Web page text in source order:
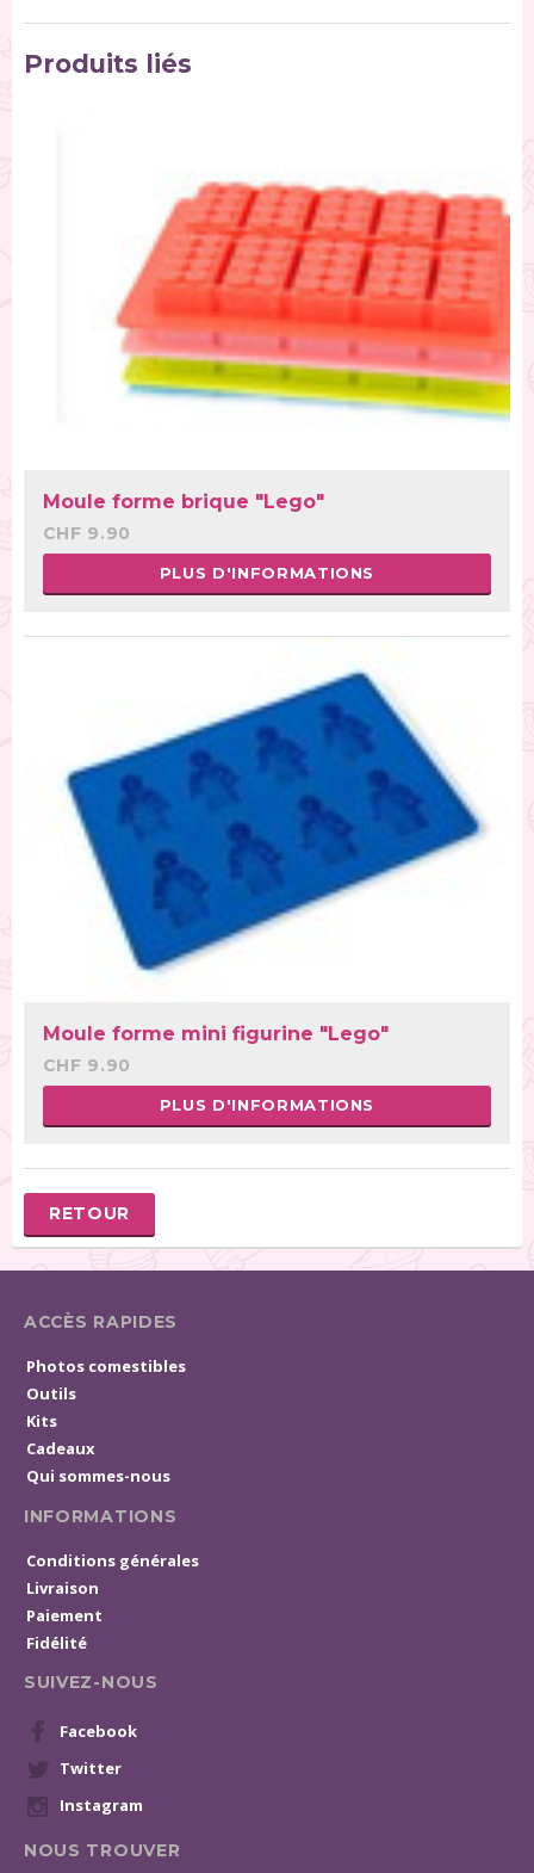
Produits liés
Moule forme brique "Lego"
CHF 9.90
PLUS D'INFORMATIONS
Moule forme mini figurine "Lego"
CHF 9.90
PLUS D'INFORMATIONS
RETOUR
ACCÈS RAPIDES
Photos comestibles
Outils
Kits
Cadeaux
Qui sommes-nous
INFORMATIONS
Conditions générales
Livraison
Paiement
Fidélité
SUIVEZ-NOUS
Facebook
Twitter
Instagram
NOUS TROUVER